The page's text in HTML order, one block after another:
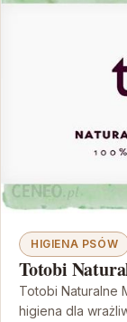
HIGIENA PSÓW
Totobi
Totobi Naturalne
higiena dla